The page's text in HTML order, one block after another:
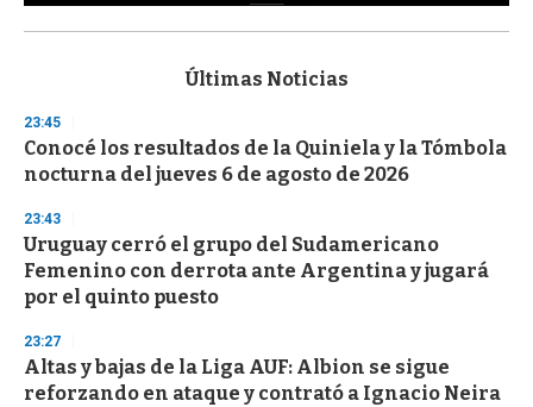
s
d
s
o
f
3
s
e
c
o
d
s
Últimas Noticias
23:45
Conocé los resultados de la Quiniela y la Tómbola
nocturna del jueves 6 de agosto de 2026
23:43
Uruguay cerró el grupo del Sudamericano
Femenino con derrota ante Argentina y jugará
por el quinto puesto
23:27
Altas y bajas de la Liga AUF: Albion se sigue
reforzando en ataque y contrató a Ignacio Neira